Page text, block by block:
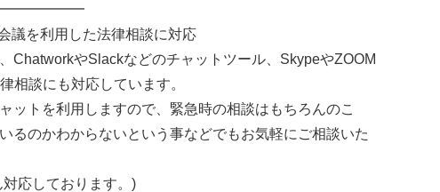
議を利用した法律相談に対応
ChatworkやSlackなどのチャットツール、SkypeやZOOM
相談にも対応しています。
ットを利用しますので、緊急時の相談はもちろんのこ
るのかわからないという事などでもお気軽にご相談いた
応しております。)